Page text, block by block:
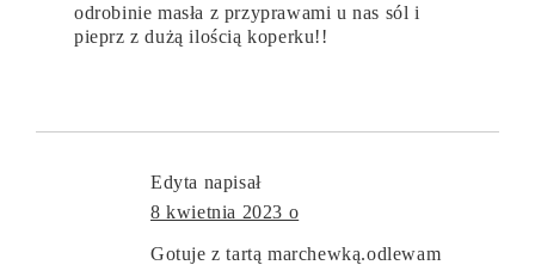
odrobinie masła z przyprawami u nas sól i
pieprz z dużą ilością koperku!!
Edyta napisał
8 kwietnia 2023 o
Gotuje z tartą marchewką.odlewam